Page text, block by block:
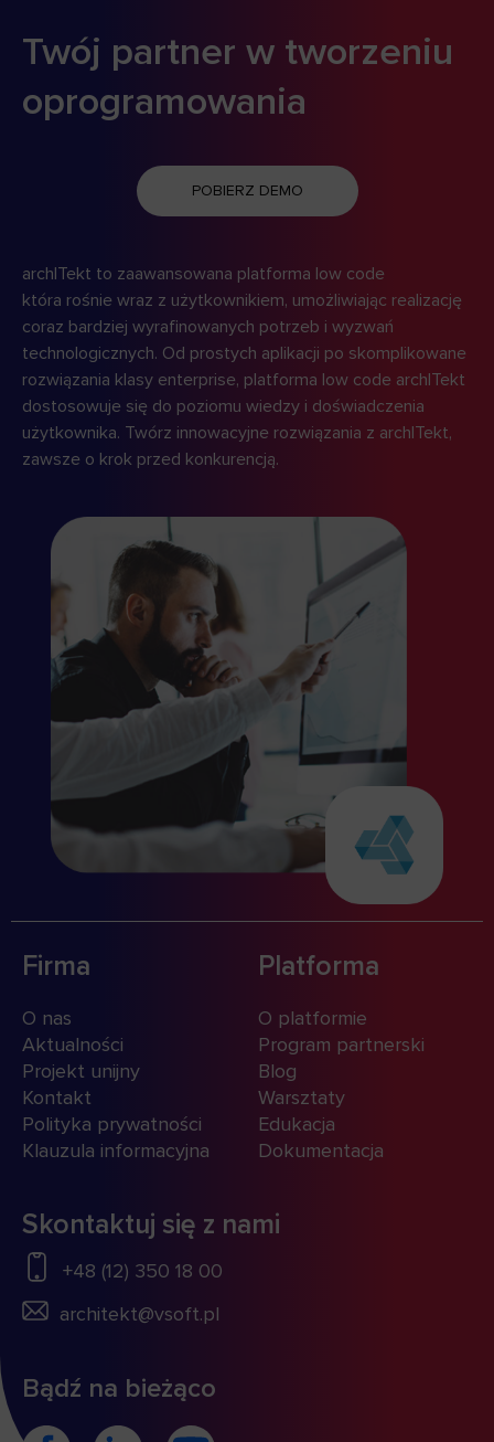
22 października, 2024
Odkryj pięć powodów, dla
których low-code to przyszłość
Przemysł 4.0 – pełen automatyzacji i cyfryzacji –
zmienia oblicze produkcji, na horyzoncie pojawia się
nowa rewolucja: Przemysł 5.0. Ten nowy etap
to nie tylko dalszy rozwój technologii, ale też
zrównoważony rozwój, personalizacja i przede
wszystkim silna współpraca człowieka z maszynami.
CZYTAJ WIĘCEJ
3 października, 2024
VeloBank wybrał platformę
low‑code archITekt!
VeloBank wybrał platformę low-code archITekt
jako kluczowe narzędzie do tworzenia
naprzód w cyfrowej transformacji bankowości.
CZYTAJ WIĘCEJ